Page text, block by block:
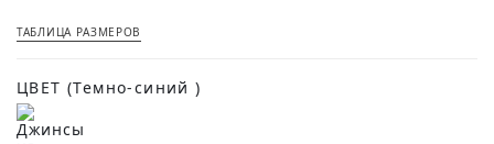
ТАБЛИЦА РАЗМЕРОВ
ЦВЕТ (Темно-синий )